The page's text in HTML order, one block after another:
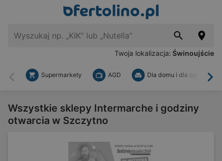
Twoja lokalizacja: Świnoujście
Wstecz
Supermarkety AGD Dla domu i dla ogrodu
Wszystkie sklepy Intermarche i godziny
otwarcia w Szczytno